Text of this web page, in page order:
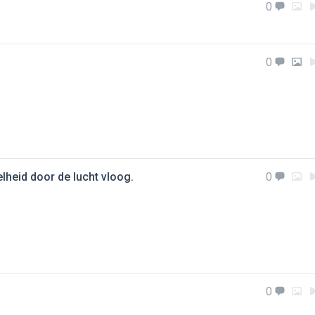
0
0
door de lucht vloog. 0
0